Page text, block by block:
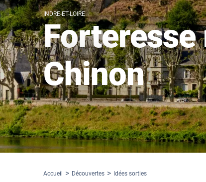
INDRE-ET-LOIRE
Forteresse
Chinon
Accueil Découvertes Idées sorties